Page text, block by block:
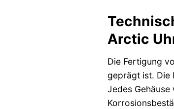
Arctic
Die Fertigung
geprägt ist. Die
Jedes